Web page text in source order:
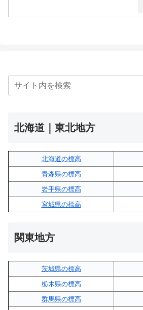
北海道｜東北地方
北海道の標高
青森県の標高
岩手県の標高
宮城県の標高
関東地方
茨城県の標高
栃木県の標高
群馬県の標高